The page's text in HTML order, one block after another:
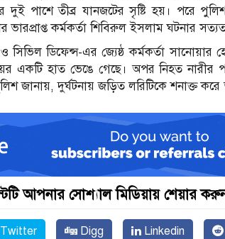
দুই পাশে তীব্র যানজটের সৃষ্টি হয়। পরে
কর্মকর্তা শিবিরুল ইসলাম ঘটনার
সিভিল ডিফেন্স-এর জ্যেষ্ঠ কর্মকর্তা সানোয়ার
একটি হাত ভেঙে গেছে। অপর নিহত
জানায়, দুর্ঘটনায় জড়িত লরিটিকে শনাক্ত করে
আপনার সোশ্যাল মিডিয়ায় শেয়ার
Twitter Digg Linkedin